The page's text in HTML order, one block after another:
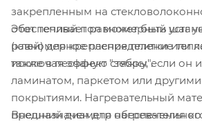
закрепленным на
обеспечивает равномерный шаг
равномерное распределение
исключая эффект "зебры".
Этот теплый пол может быть
(клей) для крепления плитки или
также в песчаную стяжку, если он
ламинатом, паркетом или
покрытиями. Нагревательный
предназначен для обеспечения
Внешний диаметр